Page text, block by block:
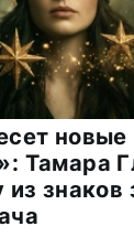
новые
Тамара
из знаков